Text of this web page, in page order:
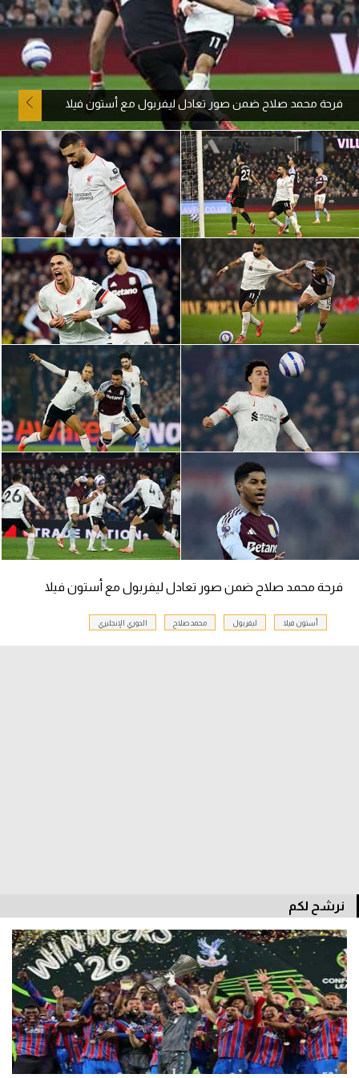
آراء حرة
بطولات
أمريكا 2026
الدوري المصري
الدوري الإنجليزي الممتاز
الدوري الإسباني
الدوري الإيطالي
الدوري الألماني
الدوري الفرنسي
الدوري السعودي للمحترفين
دوري أبطال أوروبا
دوري أبطال إفريقيا
كل البطولات
أقسام
الدوري المصري
رياضات أخرى
أمم إفريقيا
كرة السلة الأمريكية
كرة سلة
كرة يد
كرة طائرة
فرحة محمد صلاح ضمن صور تعادل ليفربول مع أستون فيلا
فرحة محمد صلاح ضمن صور تعادل ليفربول مع أستون فيلا
أستون فيلا ليفربول محمد صلاح الدوري الإنجليزي
نرشح لكم